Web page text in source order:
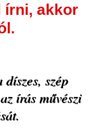
írni, akkor
szép
írás művészi